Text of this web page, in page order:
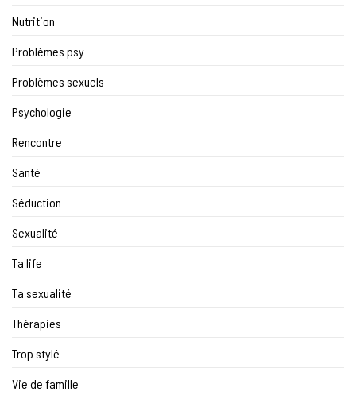
Nutrition
Problèmes psy
Problèmes sexuels
Psychologie
Rencontre
Santé
Séduction
Sexualité
Ta life
Ta sexualité
Thérapies
Trop stylé
Vie de famille